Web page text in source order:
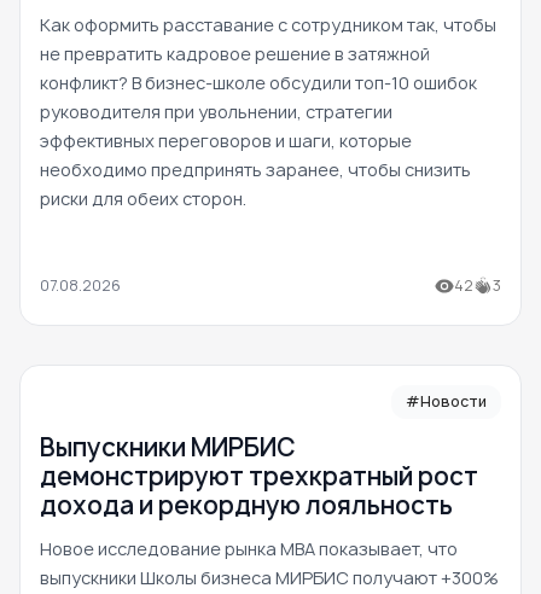
Как оформить расставание с сотрудником так, чтобы
не превратить кадровое решение в затяжной
конфликт? В бизнес-школе обсудили топ-10 ошибок
руководителя при увольнении, стратегии
эффективных переговоров и шаги, которые
необходимо предпринять заранее, чтобы снизить
риски для обеих сторон.
07.08.2026 42 3
#Новости
Выпускники МИРБИС
демонстрируют трехкратный рост
дохода и рекордную лояльность
Новое исследование рынка MBA показывает, что
выпускники Школы бизнеса МИРБИС получают +300%